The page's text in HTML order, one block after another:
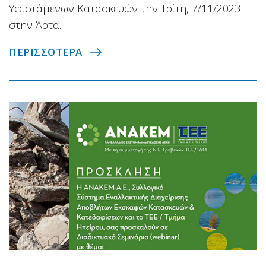
Υφιστάμενων Κατασκευών την Τρίτη, 7/11/2023
στην Άρτα.
ΠΕΡΙΣΣΟΤΕΡΑ